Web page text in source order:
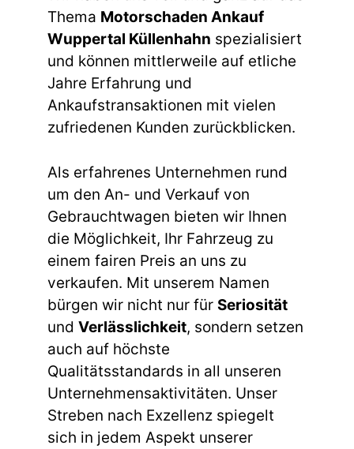
Thema Motorschaden Ankauf
Wuppertal Küllenhahn spezialisiert
und können mittlerweile auf etliche
Jahre Erfahrung und
Ankaufstransaktionen mit vielen
zufriedenen Kunden zurückblicken.
Als erfahrenes Unternehmen rund
um den An- und Verkauf von
Gebrauchtwagen bieten wir Ihnen
die Möglichkeit, Ihr Fahrzeug zu
einem fairen Preis an uns zu
verkaufen. Mit unserem Namen
bürgen wir nicht nur für Seriosität
und Verlässlichkeit, sondern setzen
auch auf höchste
Qualitätsstandards in all unseren
Unternehmensaktivitäten. Unser
Streben nach Exzellenz spiegelt
sich in jedem Aspekt unserer